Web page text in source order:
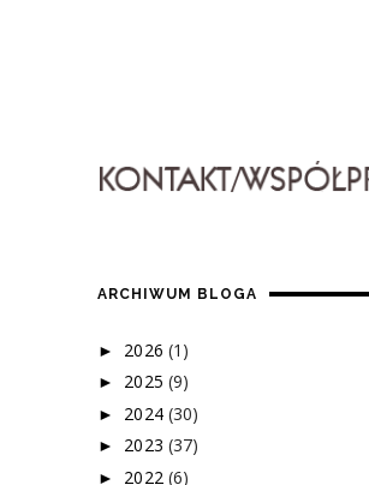
ARCHIWUM BLOGA
► 2026 (1)
► 2025 (9)
► 2024 (30)
► 2023 (37)
► 2022 (6)